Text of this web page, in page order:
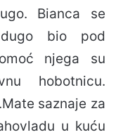
Bianca se
bio pod
njega su
hobotnicu.
saznaje za
u kuću